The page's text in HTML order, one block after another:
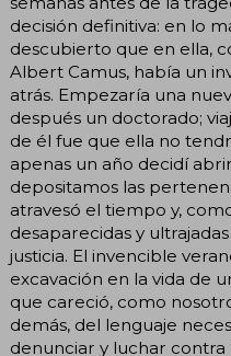
decisión definitiva: en lo
descubierto que en ella,
Albert Camus, había un
atrás. Empezaría una
después un doctorado;
de él fue que ella no
apenas un año decidí
depositamos las
atravesó el tiempo y,
desaparecidas y
justicia. El invencible
excavación en la vida de
que careció, como
demás, del lenguaje
denunciar y luchar contra